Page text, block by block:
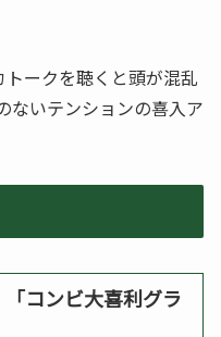
ークを聴くと頭が混乱
ないテンションの喜入ア
「コンビ大喜利グラ